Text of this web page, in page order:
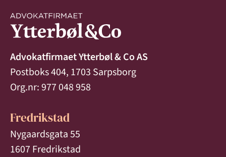
Advokatfirmaet Ytterbøl & Co AS
Postboks 404, 1703 Sarpsborg
Org.nr: 977 048 958
Fredrikstad
Nygaardsgata 55
1607 Fredrikstad